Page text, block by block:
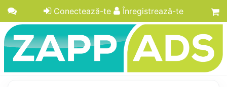
Conectează-te Înregistrează-te